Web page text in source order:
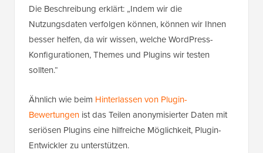
Die Beschreibung erklärt: „Indem wir die
Nutzungsdaten verfolgen können, können wir Ihnen
besser helfen, da wir wissen, welche WordPress-
Konfigurationen, Themes und Plugins wir testen
sollten.“
Ähnlich wie beim Hinterlassen von Plugin-
Bewertungen ist das Teilen anonymisierter Daten mit
seriösen Plugins eine hilfreiche Möglichkeit, Plugin-
Entwickler zu unterstützen.